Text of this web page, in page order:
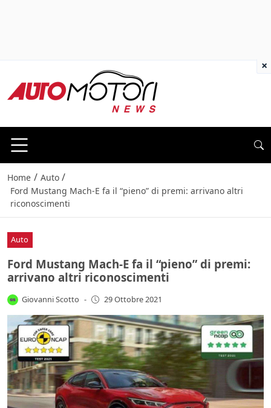
Home / Auto /
Ford Mustang Mach-E fa il “pieno” di premi: arrivano altri
riconoscimenti
Auto
Ford Mustang Mach-E fa il “pieno” di premi:
arrivano altri riconoscimenti
Giovanni Scotto - 29 Ottobre 2021
×